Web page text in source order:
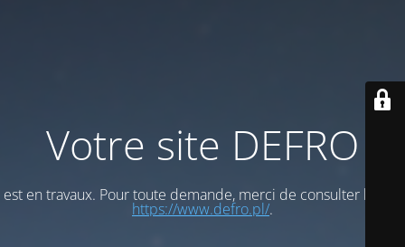
Votre site DEFRO
est en travaux. Pour toute demande, merci de consulter le site
https://www.defro.pl/.